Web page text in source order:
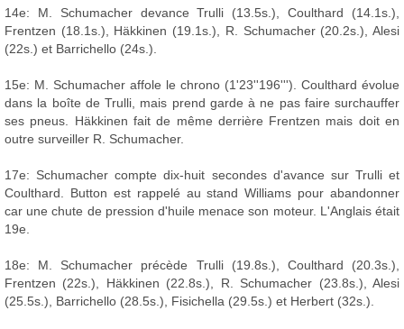
14e: M. Schumacher devance Trulli (13.5s.), Coulthard (14.1s.),
Frentzen (18.1s.), Häkkinen (19.1s.), R. Schumacher (20.2s.), Alesi
(22s.) et Barrichello (24s.).
15e: M. Schumacher affole le chrono (1'23''196'''). Coulthard évolue
dans la boîte de Trulli, mais prend garde à ne pas faire surchauffer
ses pneus. Häkkinen fait de même derrière Frentzen mais doit en
outre surveiller R. Schumacher.
17e: Schumacher compte dix-huit secondes d'avance sur Trulli et
Coulthard. Button est rappelé au stand Williams pour abandonner
car une chute de pression d'huile menace son moteur. L'Anglais était
19e.
18e: M. Schumacher précède Trulli (19.8s.), Coulthard (20.3s.),
Frentzen (22s.), Häkkinen (22.8s.), R. Schumacher (23.8s.), Alesi
(25.5s.), Barrichello (28.5s.), Fisichella (29.5s.) et Herbert (32s.).